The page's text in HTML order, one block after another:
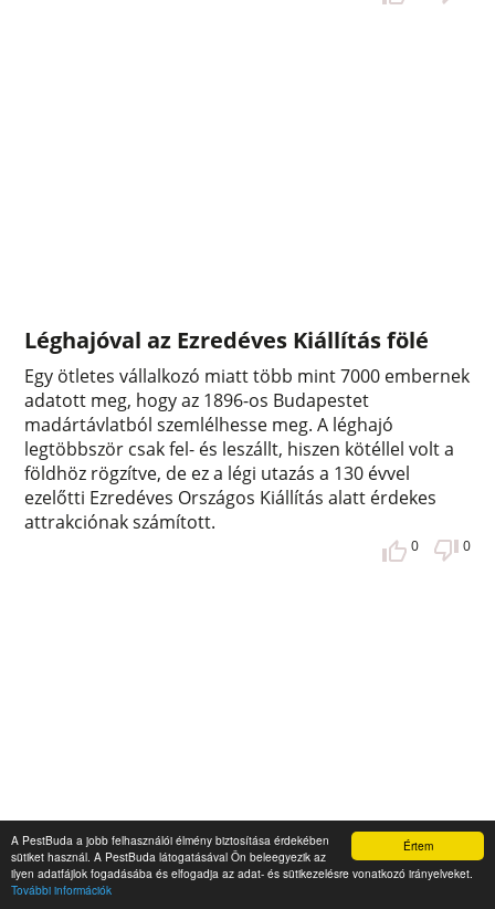
Értem
A PestBuda a jobb felhasználói élmény biztosítása érdekében
sütiket használ. A PestBuda látogatásával Ön beleegyezik az
ilyen adatfájlok fogadásába és elfogadja az adat- és sütikezelésre vonatkozó irányelveket.
További információk
Léghajóval az Ezredéves Kiállítás fölé
Egy ötletes vállalkozó miatt több mint 7000 embernek
adatott meg, hogy az 1896-os Budapestet
madártávlatból szemlélhesse meg. A léghajó
legtöbbször csak fel- és leszállt, hiszen kötéllel volt a
földhöz rögzítve, de ez a légi utazás a 130 évvel
ezelőtti Ezredéves Országos Kiállítás alatt érdekes
attrakciónak számított.
0 0